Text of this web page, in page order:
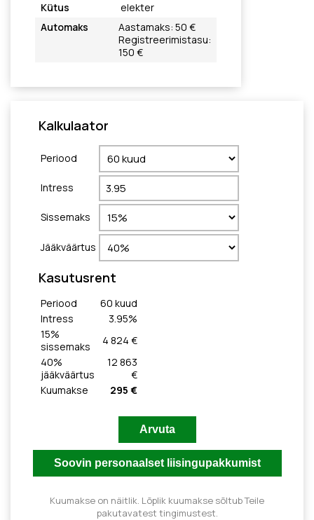
Kütus
elekter
Automaks
Aastamaks: 50 €
Registreerimistasu:
150 €
Kalkulaator
Periood
Intress
Sissemaks
Jääkväärtus
Kasutusrent
Periood 60 kuud
Intress
3.95%
15%
sissemaks
4 824 €
40%
jääkväärtus
12 863
€
Kuumakse
295 €
Kuumakse on näitlik. Lõplik kuumakse sõltub Teile
pakutavatest tingimustest.